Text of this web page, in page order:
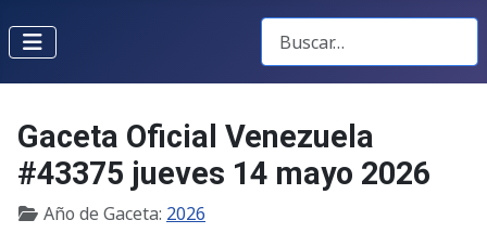
Buscar Gacetas
Gaceta Oficial Venezuela
#43375 jueves 14 mayo 2026
Año de Gaceta: 2026